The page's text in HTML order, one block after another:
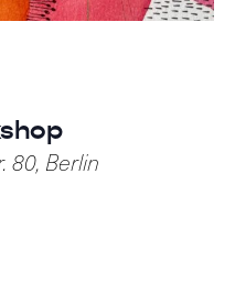
80, Berlin